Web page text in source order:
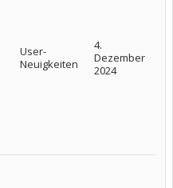
User-
Neuigkeiten
4.
Dezember
2024